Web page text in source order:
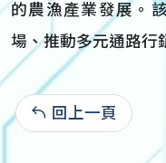
的農漁產業發展。
場、推動多元通路行
回上一頁